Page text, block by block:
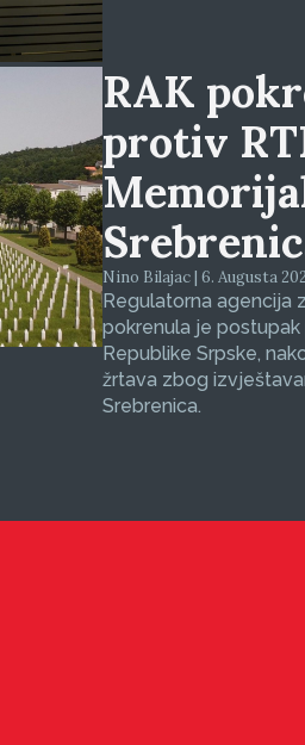
RAK
protiv
Nino Bilajac | 6. Augusta
Regulatorna agencija
pokrenula je
Republike Srpske,
žrtava zbog
Srebrenica.